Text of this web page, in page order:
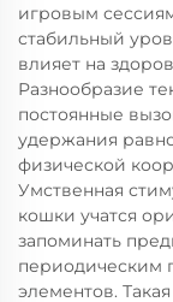
игровым
стабильный
влияет на
Разнообразие
постоянные
удержания
физической
Умственная
кошки учатся
запоминать
периодическим
элементов.